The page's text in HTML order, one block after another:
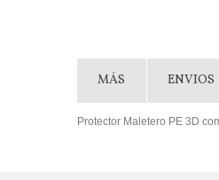
MÁS ENVIOS
Protector Maletero PE 3D